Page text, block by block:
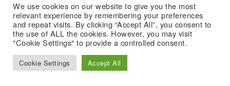
We use cookies on our website to give you the most
relevant experience by remembering your preferences
and repeat visits. By clicking “Accept All”, you consent to
the use of ALL the cookies. However, you may visit
"Cookie Settings" to provide a controlled consent.
Cookie Settings Accept All